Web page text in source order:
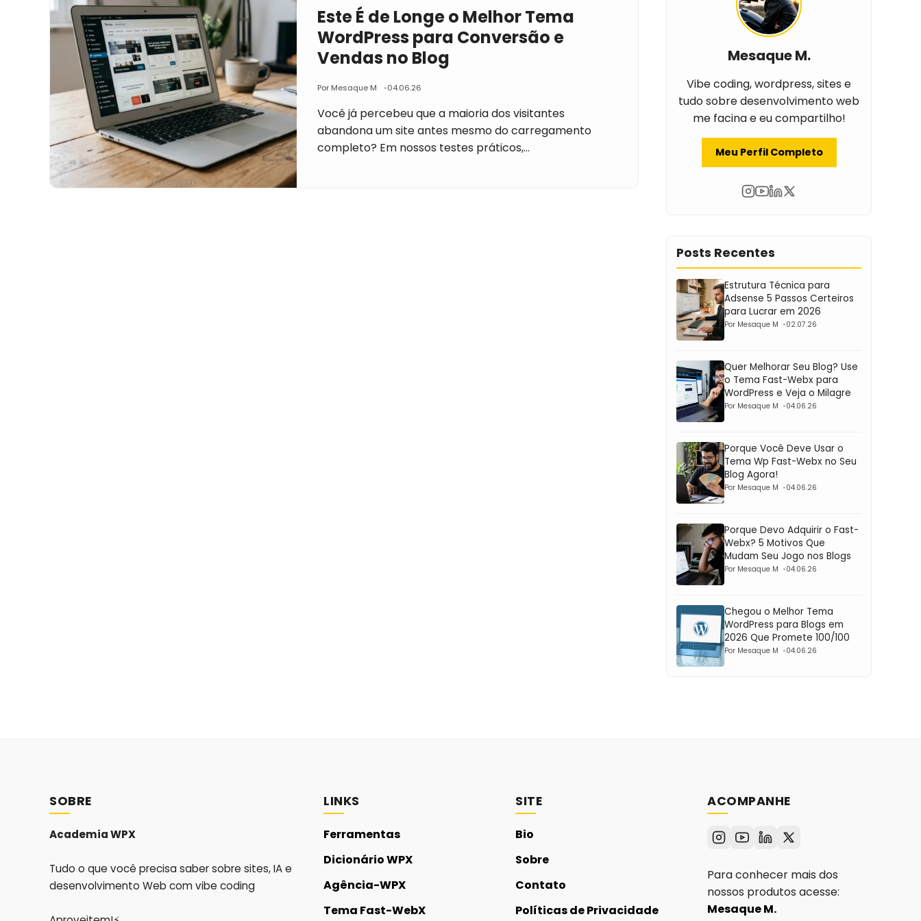
Este É de Longe o Melhor Tema
WordPress para Conversão e
Vendas no Blog
Por Mesaque M 04.06.26
Você já percebeu que a maioria dos visitantes
abandona um site antes mesmo do carregamento
completo? Em nossos testes práticos,…
Mesaque M.
Vibe coding, wordpress, sites e
tudo sobre desenvolvimento web
me facina e eu compartilho!
Meu Perfil Completo
Posts Recentes
Estrutura Técnica para
Adsense 5 Passos Certeiros
para Lucrar em 2026
Por Mesaque M 02.07.26
Quer Melhorar Seu Blog? Use
o Tema Fast-Webx para
WordPress e Veja o Milagre
Por Mesaque M 04.06.26
Porque Você Deve Usar o
Tema Wp Fast-Webx no Seu
Blog Agora!
Por Mesaque M 04.06.26
Porque Devo Adquirir o Fast-
Webx? 5 Motivos Que
Mudam Seu Jogo nos Blogs
Por Mesaque M 04.06.26
Chegou o Melhor Tema
WordPress para Blogs em
2026 Que Promete 100/100
Por Mesaque M 04.06.26
SOBRE
Academia WPX
Tudo o que você precisa saber sobre sites, IA e
desenvolvimento Web com vibe coding
LINKS
Ferramentas
Dicionário WPX
Agência-WPX
Tema Fast-WebX
SITE
Bio
Sobre
Contato
Políticas de Privacidade
ACOMPANHE
Para conhecer mais dos
nossos produtos acesse:
Mesaque M.